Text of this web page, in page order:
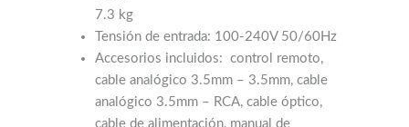
Accesorios incluidos: control remoto,
cable analógico 3.5mm – 3.5mm, cable
analógico 3.5mm – RCA, cable óptico,
cable de alimentación, manual de
instrucciones
Garantía: 2 años